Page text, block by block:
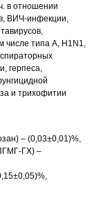
в отношении
ВИЧ-инфекции,
числе типа А, H1N1,
герпеса,
и трихофитии
– (0,03±0,01)%,
ГХ) –